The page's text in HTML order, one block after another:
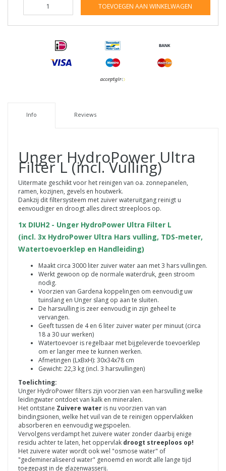
TOEVOEGEN AAN WINKELWAGEN
Info Reviews
Unger HydroPower Ultra
Filter L (incl. Vulling)
Uitermate geschikt voor het reinigen van oa. zonnepanelen,
ramen, kozijnen, gevels en houtwerk.
Dankzij dit filtersysteem met zuiver wateruitgang reinigt u
eenvoudiger en droogt alles direct streeploos op.
1x DIUH2 - Unger HydroPower Ultra Filter L
(incl. 3x HydroPower Ultra Hars vulling, TDS-meter,
Watertoevoerklep en Handleiding)
Maakt circa 3000 liter zuiver water aan met 3 hars vullingen.
Werkt gewoon op de normale waterdruk, geen stroom
nodig.
Voorzien van Gardena koppelingen om eenvoudig uw
tuinslang en Unger slang op aan te sluiten.
De harsvulling is zeer eenvoudig in zijn geheel te
vervangen.
Geeft tussen de 4 en 6 liter zuiver water per minuut (circa
18 a 30 uur werken)
Watertoevoer is regelbaar met bijgeleverde toevoerklep
om er langer mee te kunnen werken.
Afmetingen (LxBxH): 30x34x78 cm
Gewicht: 22,3 kg (incl. 3 harsvullingen)
Toelichting:
Unger HydroPower filters zijn voorzien van een harsvulling welke
leidingwater ontdoet van kalk en mineralen.
Het ontstane Zuivere water is nu voorzien van van
bindingsionen, welke het vuil van de te reinigen oppervlakken
absorberen en eenvoudig wegspoelen.
Vervolgens verdampt het zuivere water zonder daarbij enige
residu achter te laten, het oppervlak droogt streeploos op!
Het zuivere water wordt ook wel "osmose water" of
"gedemineraliseerd water" genoemd en wordt alle lange tijd
toegepast in de glazenwasserij.